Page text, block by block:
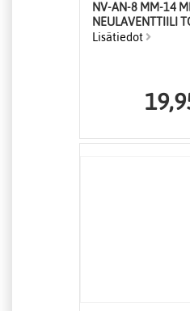
NV-AN-8 MM-14
NEULAVENTTIILI
Lisätiedot